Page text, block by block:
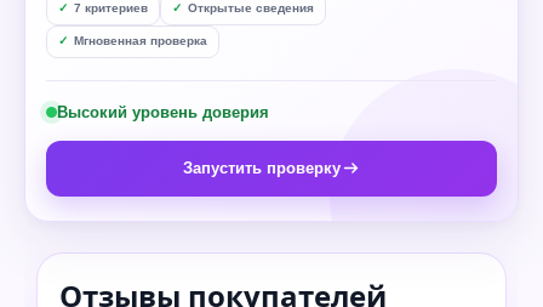
7 критериев Открытые сведения
Мгновенная проверка
Высокий уровень доверия
Запустить проверку